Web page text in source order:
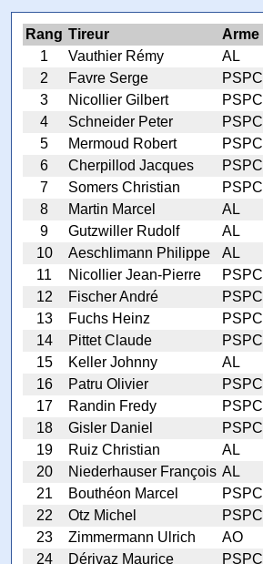
Rang Tireur Arme
1
Vauthier Rémy AL
2
Favre Serge PSPC
3
Nicollier Gilbert PSPC
4
Schneider Peter PSPC
5
Mermoud Robert PSPC
6
Cherpillod Jacques PSPC
7
Somers Christian PSPC
8
Martin Marcel AL
9
Gutzwiller Rudolf AL
10
Aeschlimann Philippe AL
11
Nicollier Jean-Pierre PSPC
12
Fischer André PSPC
13
Fuchs Heinz PSPC
14
Pittet Claude PSPC
15
Keller Johnny AL
16
Patru Olivier PSPC
17
Randin Fredy PSPC
18
Gisler Daniel PSPC
19
Ruiz Christian AL
20
Niederhauser François AL
21
Bouthéon Marcel PSPC
22
Otz Michel PSPC
23
Zimmermann Ulrich AO
24
Dérivaz Maurice PSPC